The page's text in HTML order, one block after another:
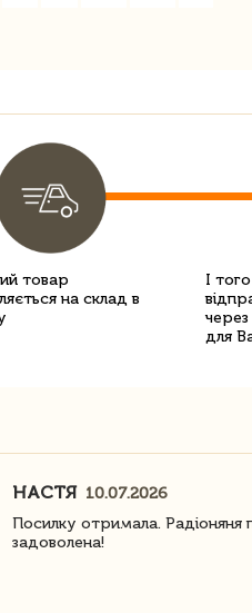
товар
на склад в
І
для
НАСТЯ 10.07.2026
Посилку отримала. Радіоняня
задоволена!